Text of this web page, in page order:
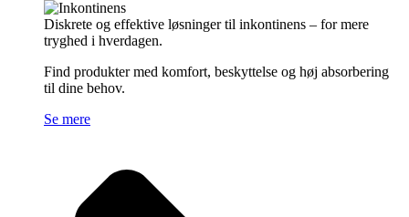
Diskrete og effektive løsninger til inkontinens – for mere
tryghed i hverdagen.
Find produkter med komfort, beskyttelse og høj absorbering
til dine behov.
Se mere